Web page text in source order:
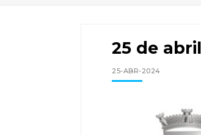
25 de
25-ABR-2024